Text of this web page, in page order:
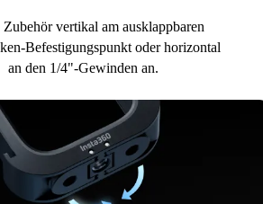
vertikal am ausklappbaren
Befestigungspunkt oder horizontal
an den 1/4"-Gewinden an.